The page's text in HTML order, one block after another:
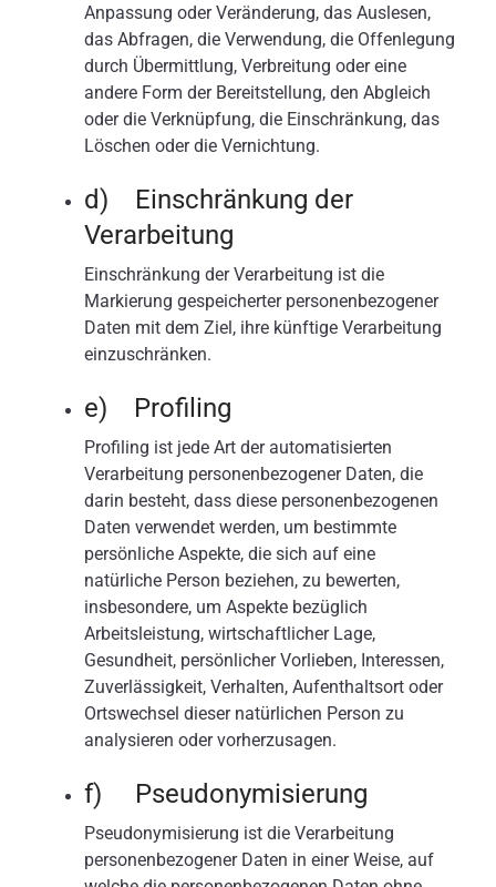
Anpassung oder Veränderung, das Auslesen,
das Abfragen, die Verwendung, die Offenlegung
durch Übermittlung, Verbreitung oder eine
andere Form der Bereitstellung, den Abgleich
oder die Verknüpfung, die Einschränkung, das
Löschen oder die Vernichtung.
d) Einschränkung der
Verarbeitung
Einschränkung der Verarbeitung ist die
Markierung gespeicherter personenbezogener
Daten mit dem Ziel, ihre künftige Verarbeitung
einzuschränken.
e) Profiling
Profiling ist jede Art der automatisierten
Verarbeitung personenbezogener Daten, die
darin besteht, dass diese personenbezogenen
Daten verwendet werden, um bestimmte
persönliche Aspekte, die sich auf eine
natürliche Person beziehen, zu bewerten,
insbesondere, um Aspekte bezüglich
Arbeitsleistung, wirtschaftlicher Lage,
Gesundheit, persönlicher Vorlieben, Interessen,
Zuverlässigkeit, Verhalten, Aufenthaltsort oder
Ortswechsel dieser natürlichen Person zu
analysieren oder vorherzusagen.
f) Pseudonymisierung
Pseudonymisierung ist die Verarbeitung
personenbezogener Daten in einer Weise, auf